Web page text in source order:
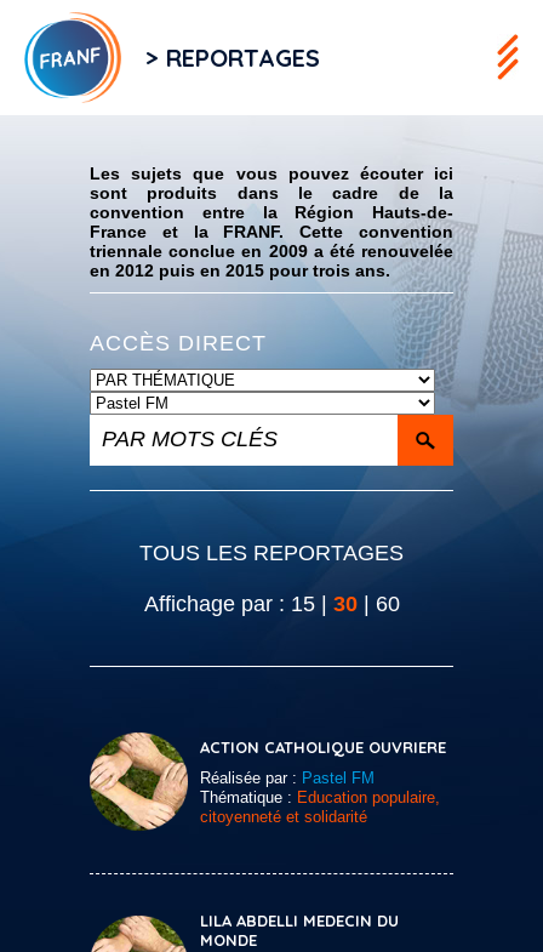
> REPORTAGES
Les sujets que vous pouvez écouter ici
sont produits dans le cadre de la
convention entre la Région Hauts-de-
France et la FRANF. Cette convention
triennale conclue en 2009 a été renouvelée
en 2012 puis en 2015 pour trois ans.
ACCÈS DIRECT
TOUS LES REPORTAGES
Affichage par : 15| 30| 60
ACTION CATHOLIQUE OUVRIERE
Réalisée par : Pastel FM
Thématique : Education populaire,
citoyenneté et solidarité
LILA ABDELLI MEDECIN DU
MONDE